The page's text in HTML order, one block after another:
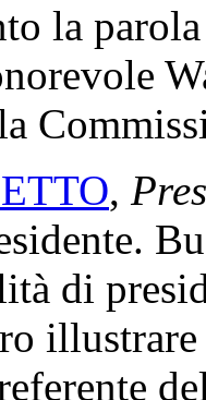
la
,
di